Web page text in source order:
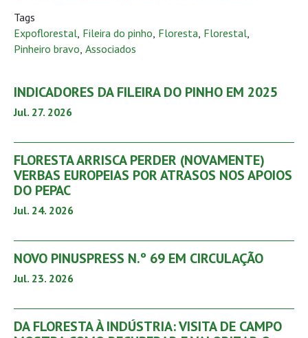
Tags
Expoflorestal, Fileira do pinho, Floresta, Florestal,
Pinheiro bravo, Associados
INDICADORES DA FILEIRA DO PINHO EM 2025
Jul. 27. 2026
FLORESTA ARRISCA PERDER (NOVAMENTE)
VERBAS EUROPEIAS POR ATRASOS NOS APOIOS
DO PEPAC
Jul. 24. 2026
NOVO PINUSPRESS N.º 69 EM CIRCULAÇÃO
Jul. 23. 2026
DA FLORESTA À INDÚSTRIA: VISITA DE CAMPO